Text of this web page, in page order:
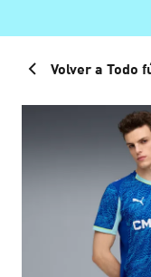
Volver a Todo